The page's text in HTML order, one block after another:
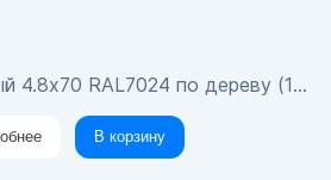
4.8x70 RAL7024 по дереву (100шт)
В корзину